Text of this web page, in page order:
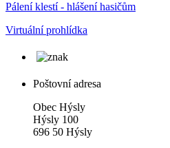
Pálení klestí - hlášení hasičům
Virtuální prohlídka
Poštovní adresa
Obec Hýsly
Hýsly 100
696 50 Hýsly